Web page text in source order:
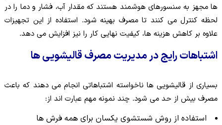
ها مجهز به سنسورهای هوشمند هستند که مقدار آب، فشار و دما را در
لحظه کنترل می کنند تا مصرف بهینه شود. استفاده از این تجهیزات
علاوه بر کاهش هزینه ها، کیفیت نهایی کار را نیز افزایش می دهد.
اشتباهات رایج در مدیریت مصرف قالیشویی ها
بسیاری از قالیشویی ها ناخواسته اشتباهاتی انجام می دهند که باعث
مصرف بیش از حد می شود. چند نمونه مهم عبارت اند از:
استفاده از روش شستشوی یکسان برای همه فرش ها